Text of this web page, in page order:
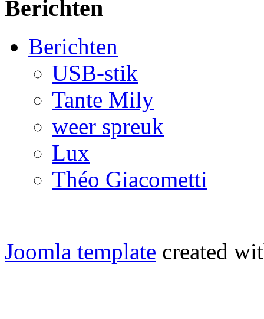
Berichten
Berichten
USB-stik
Tante Mily
weer spreuk
Lux
Théo Giacometti
Joomla template created